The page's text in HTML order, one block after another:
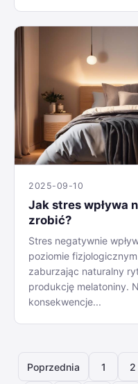
2025-09-10
Jak stres wpływa
zrobić?
Stres negatywnie
poziomie
zaburzając naturalny
produkcję melatoniny.
konsekwencje...
Poprzednia 1 2